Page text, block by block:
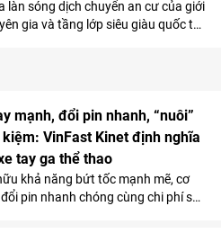
từ Bến Thành.
làn sóng dịch chuyển an cư của giới
gia và tầng lớp siêu giàu quốc tế
sống bền vững, tiện nghi toàn cầu
trị di sản truyền đời.
mạnh, đổi pin nhanh, “nuôi”
VinFast Kinet định nghĩa
tay ga thể thao
khả năng bứt tốc mạnh mẽ, cơ
pin nhanh chóng cùng chi phí sử